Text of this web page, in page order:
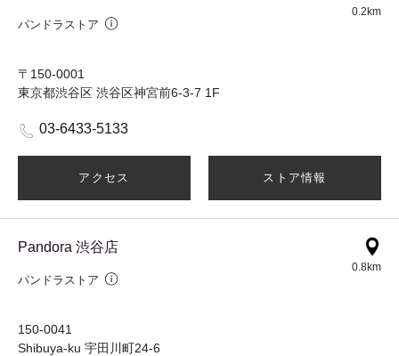
パンドラストア
0.2km
〒150-0001
東京都渋谷区 渋谷区神宮前6-3-7 1F
03-6433-5133
アクセス ストア情報
Pandora 渋谷店
パンドラストア
0.8km
150-0041
Shibuya-ku 宇田川町24-6